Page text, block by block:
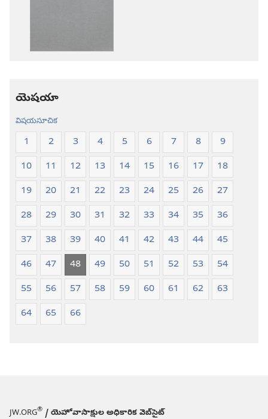
యెషయా
విషయసూచిక
1 2 3 4 5 6 7 8
9
10
11 12 13 14 15 16 17
18
19
20 21 22 23 24 25 26
27
28
29 30 31 32 33 34 35
36
37
38 39 40 41 42 43 44
45
46
47 48 49 50 51 52 53
54
55
56 57 58 59 60 61 62
63
64
65 66
JW.ORG® / యెహోవాసాక్షుల అధికారిక వెబ్‌సైట్‌